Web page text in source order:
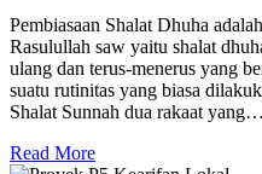
Pembiasaan Shalat Dhuha
Rasulullah saw yaitu shalat
ulang dan terus-menerus yang
suatu rutinitas yang biasa
Shalat Sunnah dua rakaat yang…
Read More